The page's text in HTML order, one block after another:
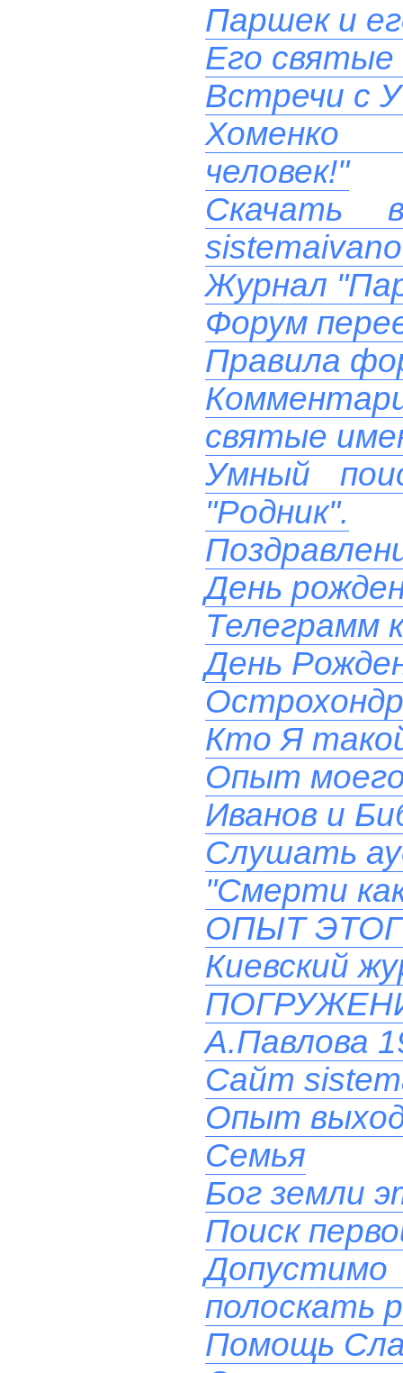
Паршек и
Его святые
Встречи с
Хоменко
человек!"
Скачать
Журнал
Форум
Правила
святые
Умный
"Родник".
День
Телеграмм
День
Кто Я
Опыт
Иванов и
Слушать
"Смерти
ОПЫТ
Киевский
А.Павлова
Сайт
Опыт
Семья
Бог земли
Поиск
полоскать
Помощь